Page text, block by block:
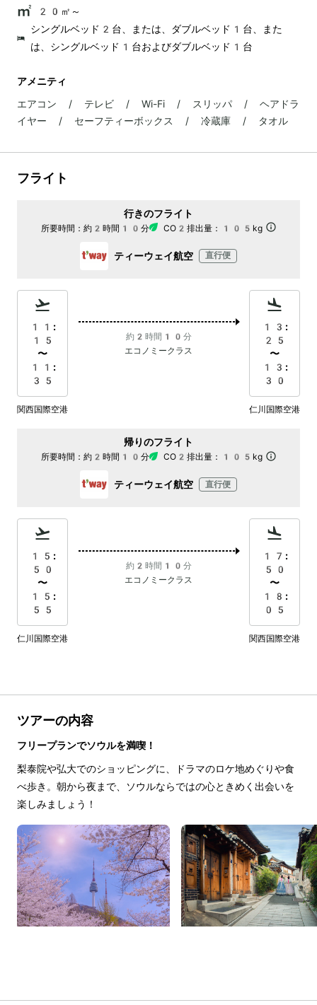
20㎡～
シングルベッド2台、または、ダブルベッド1台、また
は、シングルベッド1台およびダブルベッド1台
アメニティ
エアコン / テレビ / Wi-Fi / スリッパ / ヘアドラ
イヤー / セーフティーボックス / 冷蔵庫 / タオル
フライト
行きのフライト
所要時間： 約2時間10分 CO2排出量： 105kg
ティーウェイ航空 直行便
11:
15
〜
11:
35
約2時間10分
エコノミークラス
13:
25
〜
13:
30
関西国際空港 仁川国際空港
帰りのフライト
所要時間： 約2時間10分 CO2排出量： 105kg
ティーウェイ航空 直行便
15:
50
〜
15:
55
約2時間10分
エコノミークラス
17:
50
〜
18:
05
仁川国際空港 関西国際空港
ツアーの内容
フリープランでソウルを満喫！
梨泰院や弘大でのショッピングに、ドラマのロケ地めぐりや食
べ歩き。朝から夜まで、ソウルならではの心ときめく出会いを
楽しみましょう！